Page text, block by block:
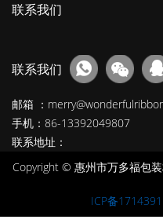
联系我们
联系我们
邮箱 ：
手机：86-13392049807
联系地址：
Copyright © 惠州市万多福包
ICP备